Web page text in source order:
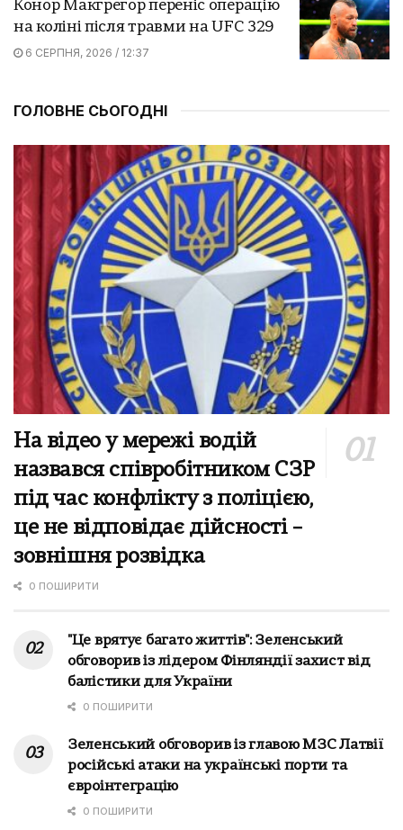
Конор Макгрегор переніс операцію
на коліні після травми на UFC 329
6 СЕРПНЯ, 2026 / 12:37
ГОЛОВНЕ СЬОГОДНІ
На відео у мережі водій
назвався співробітником СЗР
під час конфлікту з поліцією,
це не відповідає дійсності –
зовнішня розвідка
0 ПОШИРИТИ
"Це врятує багато життів": Зеленський
обговорив із лідером Фінляндії захист від
балістики для України
0 ПОШИРИТИ
Зеленський обговорив із главою МЗС Латвії
російські атаки на українські порти та
євроінтеграцію
0 ПОШИРИТИ